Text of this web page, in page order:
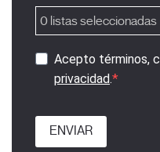
0 listas seleccionadas
Acepto términos,
privacidad.
ENVIAR